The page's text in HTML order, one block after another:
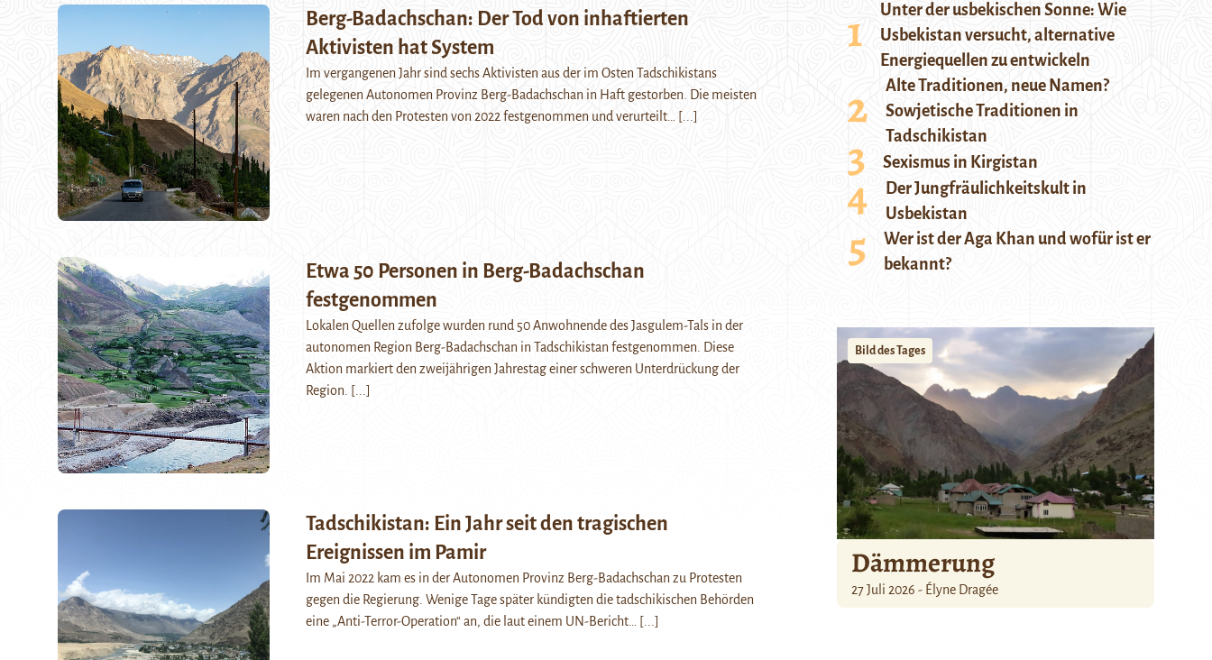
Berg-Badachschan: Der Tod von inhaftierten
Aktivisten hat System
Im vergangenen Jahr sind sechs Aktivisten aus der im Osten Tadschikistans
gelegenen Autonomen Provinz Berg-Badachschan in Haft gestorben. Die meisten
waren nach den Protesten von 2022 festgenommen und verurteilt…
[...]
Etwa 50 Personen in Berg-Badachschan
festgenommen
Lokalen Quellen zufolge wurden rund 50 Anwohnende des Jasgulem-Tals in der
autonomen Region Berg-Badachschan in Tadschikistan festgenommen. Diese
Aktion markiert den zweijährigen Jahrestag einer schweren Unterdrückung der
Region.
[...]
Tadschikistan: Ein Jahr seit den tragischen
Ereignissen im Pamir
Im Mai 2022 kam es in der Autonomen Provinz Berg-Badachschan zu Protesten
gegen die Regierung. Wenige Tage später kündigten die tadschikischen Behörden
eine „Anti-Terror-Operation“ an, die laut einem UN-Bericht…
[...]
Unter der usbekischen Sonne: Wie
Usbekistan versucht, alternative
Energiequellen zu entwickeln
Alte Traditionen, neue Namen?
Sowjetische Traditionen in
Tadschikistan
Sexismus in Kirgistan
Der Jungfräulichkeitskult in
Usbekistan
Wer ist der Aga Khan und wofür ist er
bekannt?
Bild des Tages
Dämmerung
27 Juli 2026 - Élyne Dragée